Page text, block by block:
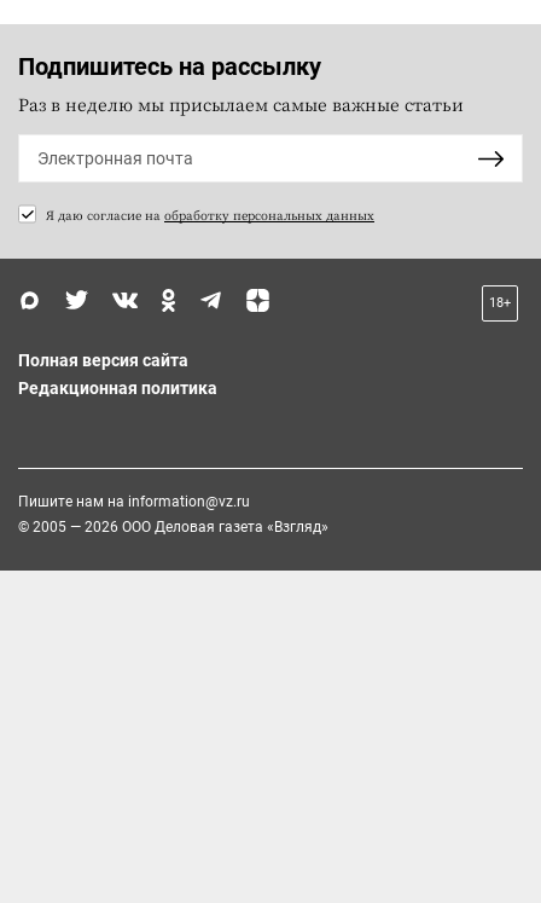
Подпишитесь на рассылку
Раз в неделю мы присылаем самые важные статьи
Я даю согласие на обработку персональных данных
18+
Полная версия сайта
Редакционная политика
Пишите нам на information@vz.ru
© 2005 — 2026 ООО Деловая газета «Взгляд»